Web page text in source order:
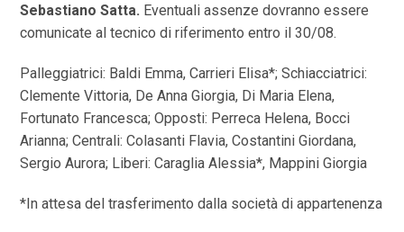
Sebastiano Satta. Eventuali assenze dovranno essere
comunicate al tecnico di riferimento entro il 30/08.
Palleggiatrici: Baldi Emma, Carrieri Elisa*; Schiacciatrici:
Clemente Vittoria, De Anna Giorgia, Di Maria Elena,
Fortunato Francesca; Opposti: Perreca Helena, Bocci
Arianna; Centrali: Colasanti Flavia, Costantini Giordana,
Sergio Aurora; Liberi: Caraglia Alessia*, Mappini Giorgia
*In attesa del trasferimento dalla società di appartenenza